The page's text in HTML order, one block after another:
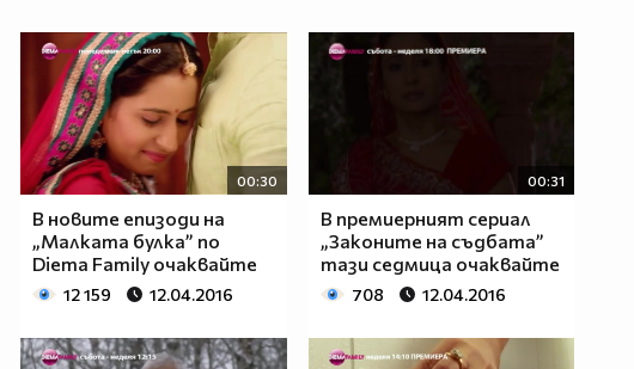
00:30
В новите епизоди на
„Малката булка” по
Diema Family очаквайте
12 159 12.04.2016
00:31
В премиерният сериал
„Законите на съдбата”
тази седмица очаквайте
708 12.04.2016